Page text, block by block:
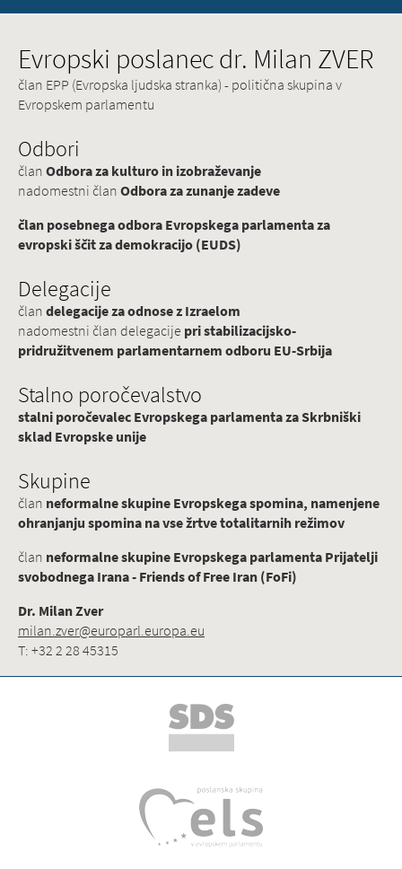
Evropski poslanec dr. Milan ZVER
član EPP (Evropska ljudska stranka) - politična skupina v
Evropskem parlamentu
Odbori
članOdbora za kulturo in izobraževanje
nadomestni članOdbora za zunanje zadeve
član posebnega odbora Evropskega parlamenta za
evropski ščit za demokracijo (EUDS)
Delegacije
člandelegacije za odnose z Izraelom
nadomestni član delegacije pri stabilizacijsko-
pridružitvenem parlamentarnem odboru EU-Srbija
Stalno poročevalstvo
stalni poročevalec Evropskega parlamenta za Skrbniški
sklad Evropske unije
Skupine
član neformalne skupine Evropskega spomina, namenjene
ohranjanju spomina na vse žrtve totalitarnih režimov
član neformalne skupine Evropskega parlamenta Prijatelji
svobodnega Irana - Friends of Free Iran (FoFi)
Dr. Milan Zver
milan.zver@europarl.europa.eu
T: +32 2 28 45315